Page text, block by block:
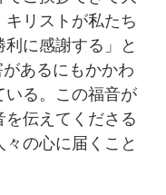
リストが私たち
に感謝する」と
あるにもかかわ
いる。この福音が
伝えてくださる
の心に届くこと